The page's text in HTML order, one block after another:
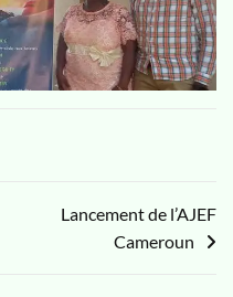
Lancement de l’AJEF
Cameroun